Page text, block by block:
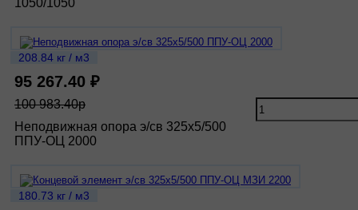
1050/1050
208.84 кг / м3
95 267.40 ₽
100 983.40р
Неподвижная опора э/св 325х5/500
ППУ-ОЦ 2000
180.73 кг / м3